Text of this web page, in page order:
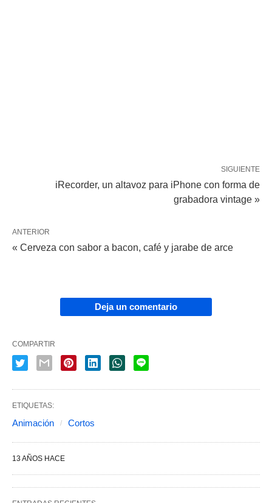
SIGUIENTE
iRecorder, un altavoz para iPhone con forma de
grabadora vintage »
ANTERIOR
« Cerveza con sabor a bacon, café y jarabe de arce
Deja un comentario
COMPARTIR
ETIQUETAS:
Animación Cortos
13 AÑOS HACE